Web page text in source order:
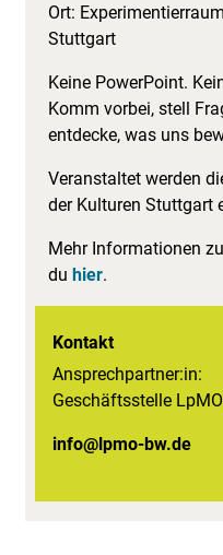
Ort:
Stuttgart
Keine PowerPoint.
Komm vorbei, stell
entdecke, was uns
Veranstaltet werden
der Kulturen Stuttgart
Mehr Informationen
du hier.
Kontakt
Ansprechpartner:in:
Geschäftsstelle
info@lpmo-bw.de